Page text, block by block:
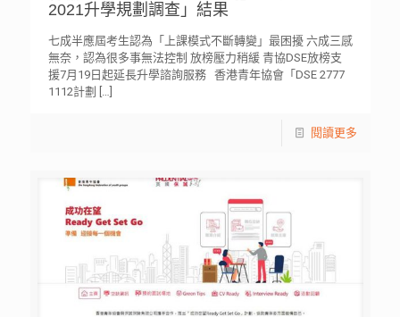
2021升學規劃調查」結果
七成半應屆考生認為「上課模式不斷轉變」最困擾 六成三感
無奈，認為很多事無法控制 放榜壓力稍緩 青協DSE放榜支
援7月19日起延長升學諮詢服務 香港青年協會「DSE 2777
1112計劃
[…]
閱讀更多